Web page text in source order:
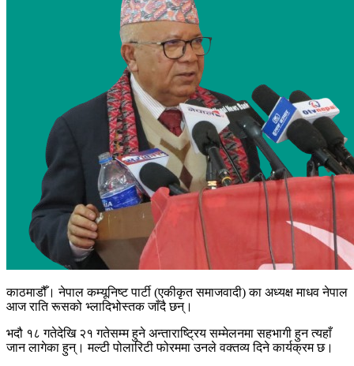
काठमाडौँ। नेपाल कम्यूनिष्ट पार्टी (एकीकृत समाजवादी) का अध्यक्ष माधव नेपाल
आज राति रूसको भ्लादिभोस्तक जाँदै छन्।
भदौ १८ गतेदेखि २१ गतेसम्म हुने अन्ताराष्ट्रिय सम्मेलनमा सहभागी हुन त्यहाँ
जान लागेका हुन्। मल्टी पोलारिटी फोरममा उनले वक्तव्य दिने कार्यक्रम छ।